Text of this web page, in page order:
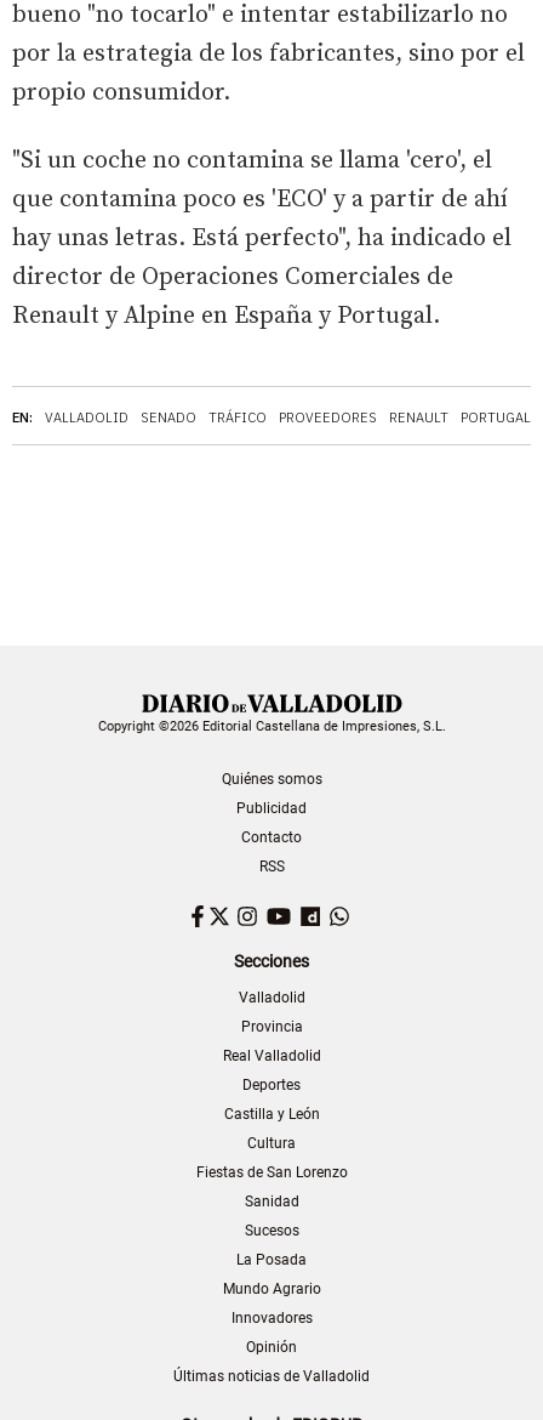
EN: VALLADOLID SENADO TRÁFICO PROVEEDORES RENAULT PORTUGAL
bueno "no tocarlo" e intentar estabilizarlo no
por la estrategia de los fabricantes, sino por el
propio consumidor.
"Si un coche no contamina se llama 'cero', el
que contamina poco es 'ECO' y a partir de ahí
hay unas letras. Está perfecto", ha indicado el
director de Operaciones Comerciales de
Renault y Alpine en España y Portugal.
Copyright ©2026 Editorial Castellana de Impresiones, S.L.
Quiénes somos
Publicidad
Contacto
RSS
Facebook
TwitterInstagram
YouTubeDailymotion
Secciones
Valladolid
Provincia
Real Valladolid
Deportes
Castilla y León
Cultura
Fiestas de San Lorenzo
Sanidad
Sucesos
La Posada
Mundo Agrario
Innovadores
Opinión
Últimas noticias de Valladolid